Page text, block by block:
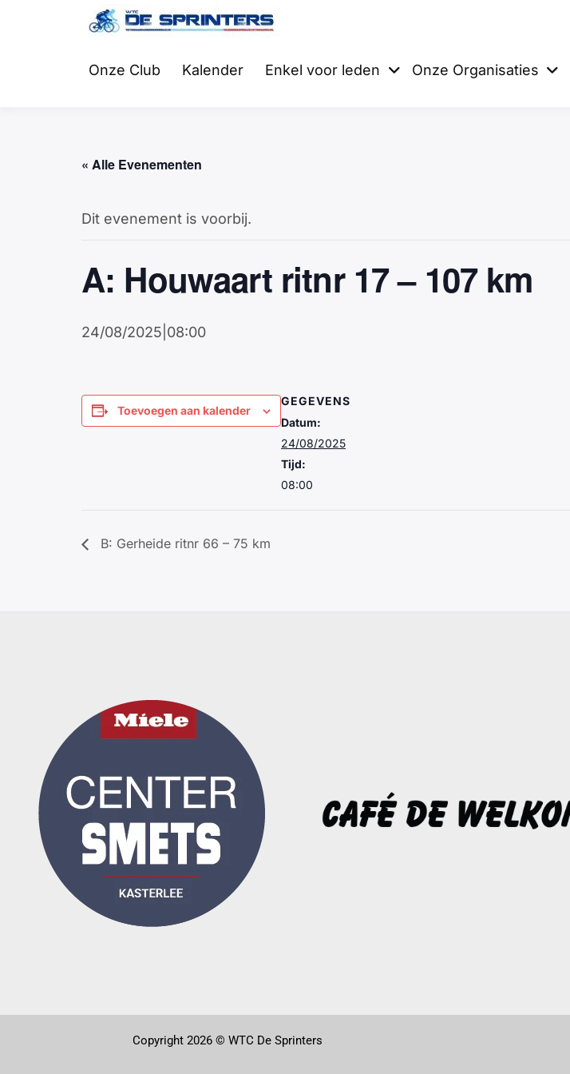
Onze Club Kalender Enkel voor leden Onze Organisaties
« Alle Evenementen
Dit evenement is voorbij.
A: Houwaart ritnr 17 – 107 km
24/08/2025|08:00
Toevoegen aan kalender
GEGEVENS
Datum:
24/08/2025
Tijd:
08:00
B: Gerheide ritnr 66 – 75 km
Copyright 2026 © WTC De Sprinters